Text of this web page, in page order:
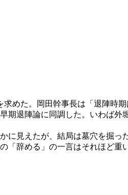
めた。岡田幹事長は「退陣時
退陣論に同調した。いわば外
見えたが、結局は墓穴を掘っ
「辞める」の一言はそれほど重